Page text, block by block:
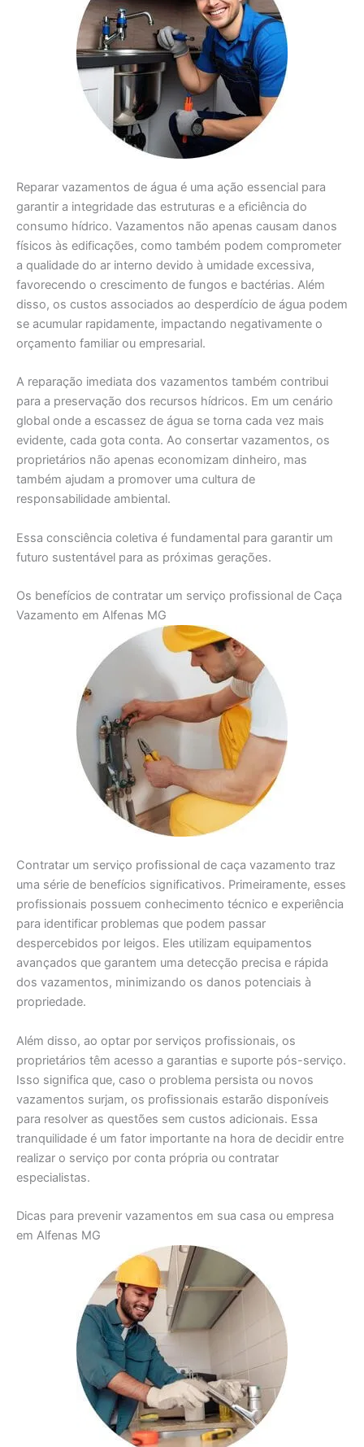
Reparar vazamentos de água é uma ação essencial para
garantir a integridade das estruturas e a eficiência do
consumo hídrico. Vazamentos não apenas causam danos
físicos às edificações, como também podem comprometer
a qualidade do ar interno devido à umidade excessiva,
favorecendo o crescimento de fungos e bactérias. Além
disso, os custos associados ao desperdício de água podem
se acumular rapidamente, impactando negativamente o
orçamento familiar ou empresarial.
A reparação imediata dos vazamentos também contribui
para a preservação dos recursos hídricos. Em um cenário
global onde a escassez de água se torna cada vez mais
evidente, cada gota conta. Ao consertar vazamentos, os
proprietários não apenas economizam dinheiro, mas
também ajudam a promover uma cultura de
responsabilidade ambiental.
Essa consciência coletiva é fundamental para garantir um
futuro sustentável para as próximas gerações.
Os benefícios de contratar um serviço profissional de Caça
Vazamento em Alfenas MG
Contratar um serviço profissional de caça vazamento traz
uma série de benefícios significativos. Primeiramente, esses
profissionais possuem conhecimento técnico e experiência
para identificar problemas que podem passar
despercebidos por leigos. Eles utilizam equipamentos
avançados que garantem uma detecção precisa e rápida
dos vazamentos, minimizando os danos potenciais à
propriedade.
Além disso, ao optar por serviços profissionais, os
proprietários têm acesso a garantias e suporte pós-serviço.
Isso significa que, caso o problema persista ou novos
vazamentos surjam, os profissionais estarão disponíveis
para resolver as questões sem custos adicionais. Essa
tranquilidade é um fator importante na hora de decidir entre
realizar o serviço por conta própria ou contratar
especialistas.
Dicas para prevenir vazamentos em sua casa ou empresa
em Alfenas MG